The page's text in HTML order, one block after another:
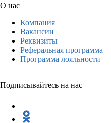
О нас
Компания
Вакансии
Реквизиты
Реферальная программа
Программа лояльности
Подписывайтесь на нас